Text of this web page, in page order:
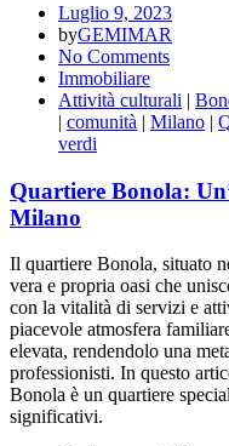
Luglio 9, 2023
byGEMIMAR
No Comments
Immobiliare
Attività culturali |
| comunità | Milano |
verdi
Quartiere Bonola:
Milano
Il quartiere Bonola, situato
vera e propria oasi che
con la vitalità di servizi e
piacevole atmosfera
elevata, rendendolo una
professionisti. In questo
Bonola è un quartiere
significativi.